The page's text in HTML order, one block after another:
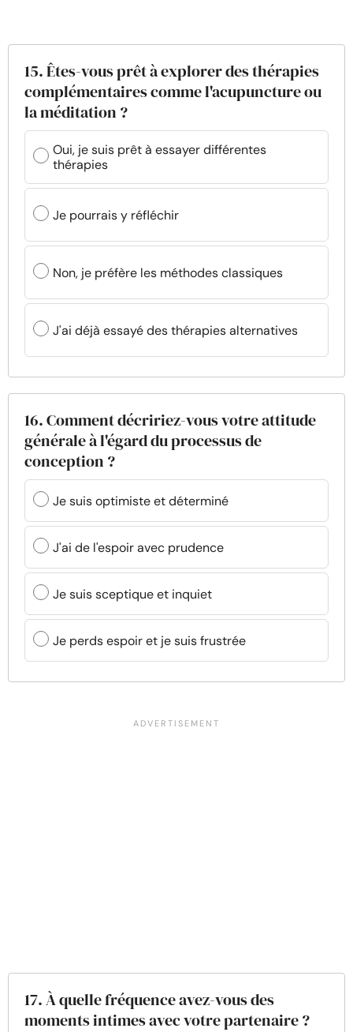
15. Êtes-vous prêt à explorer des thérapies
complémentaires comme l'acupuncture ou
la méditation ?
Oui, je suis prêt à essayer différentes
thérapies
Je pourrais y réfléchir
Non, je préfère les méthodes classiques
J'ai déjà essayé des thérapies alternatives
16. Comment décririez-vous votre attitude
générale à l'égard du processus de
conception ?
Je suis optimiste et déterminé
J'ai de l'espoir avec prudence
Je suis sceptique et inquiet
Je perds espoir et je suis frustrée
17. À quelle fréquence avez-vous des
moments intimes avec votre partenaire ?